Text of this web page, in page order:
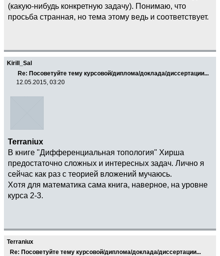
(какую-нибудь конкретную задачу). Понимаю, что
просьба странная, но тема этому ведь и соответствует.
Kirill_Sal
Re: Посоветуйте тему курсовой/диплома/доклада/диссертации...
12.05.2015, 03:20
Terraniux
В книге "Дифференциальная топология" Хирша
предостаточно сложных и интересных задач. Лично я
сейчас как раз с теорией вложений мучаюсь.
Хотя для математика сама книга, наверное, на уровне
курса 2-3.
Terraniux
Re: Посоветуйте тему курсовой/диплома/доклада/диссертации...